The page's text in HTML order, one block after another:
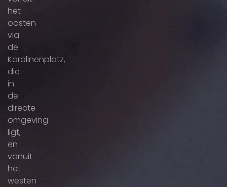
het
oosten
via
de
Karolinenplatz,
die
in
de
directe
omgeving
ligt,
en
vanuit
het
westen